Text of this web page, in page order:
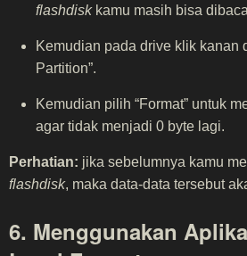
flashdiskkamu masih bisa
Kemudian pada drive klik kanan
Partition”.
Kemudian pilih “Format” untuk
agar tidak menjadi 0 byte lagi.
Perhatian: jika sebelumnya kamu
flashdisk, maka data-data tersebut
6. Menggunakan